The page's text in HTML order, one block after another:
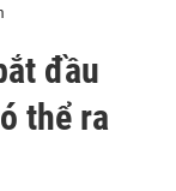
đầu
thể ra